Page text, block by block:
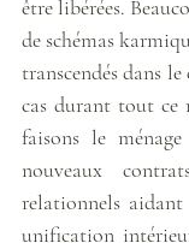
être libérées.
de schémas
transcendés dans
cas durant tout ce
faisons le
nouveaux
relationnels
unification